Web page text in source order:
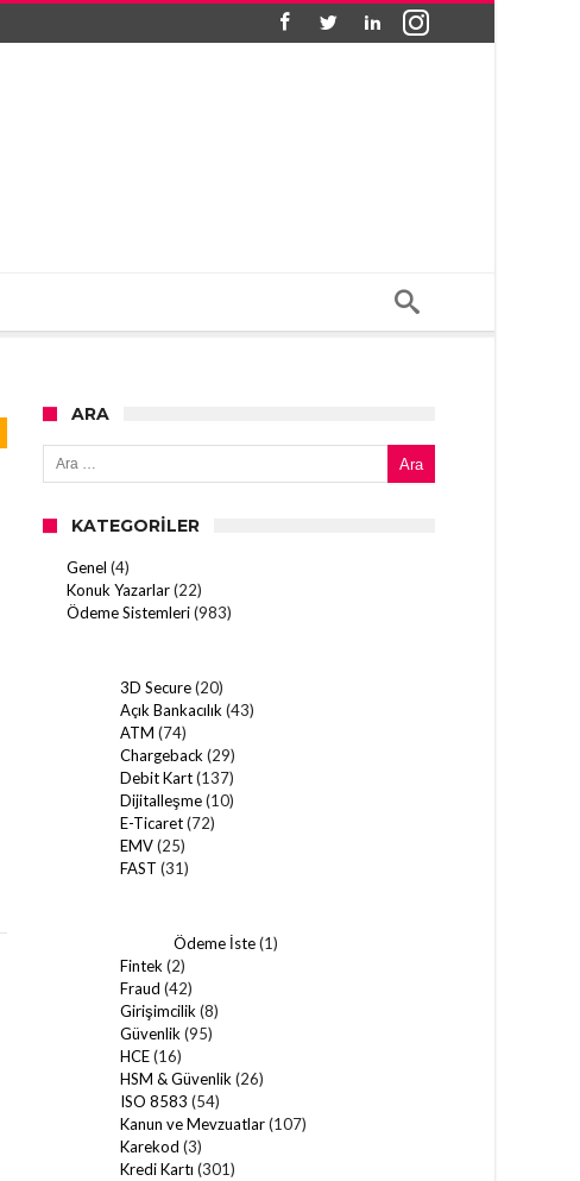
ARA
Arama:
KATEGORILER
Genel (4)
Konuk Yazarlar(22)
Ödeme Sistemleri(983)
3D Secure(20)
Açık Bankacılık (43)
ATM (74)
Chargeback (29)
Debit Kart(137)
Dijitalleşme(10)
E-Ticaret(72)
EMV(25)
FAST (31)
Ödeme İste(1)
Fintek (2)
Fraud (42)
Girişimcilik (8)
Güvenlik (95)
HCE(16)
HSM & Güvenlik (26)
ISO 8583 (54)
Kanun ve Mevzuatlar(107)
Karekod (3)
Kredi Kartı (301)